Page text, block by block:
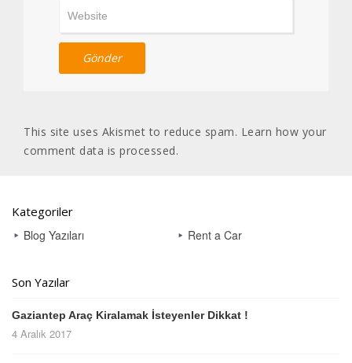
This site uses Akismet to reduce spam. Learn how your
comment data is processed.
Kategoriler
Blog Yazıları
Rent a Car
Son Yazılar
Gaziantep Araç Kiralamak İsteyenler Dikkat !
4 Aralık 2017